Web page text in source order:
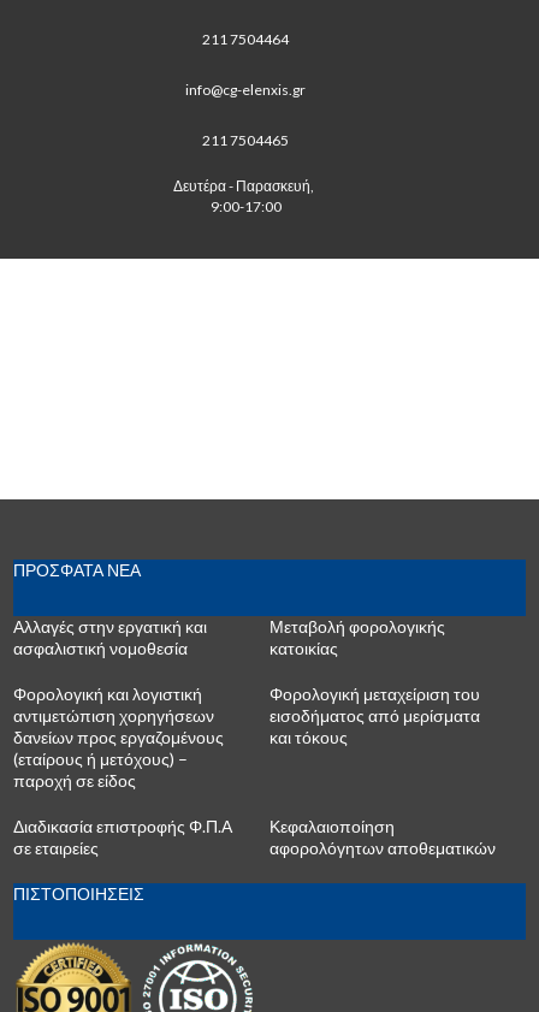
211 7504464
info@cg-elenxis.gr
211 7504465
Δευτέρα - Παρασκευή,
9:00-17:00
ΠΡΟΣΦΑΤΑ ΝΕΑ
Αλλαγές στην εργατική και
ασφαλιστική νομοθεσία
Μεταβολή φορολογικής
κατοικίας
Φορολογική και λογιστική
αντιμετώπιση χορηγήσεων
δανείων προς εργαζομένους
(εταίρους ή μετόχους) –
παροχή σε είδος
Φορολογική μεταχείριση του
εισοδήματος από μερίσματα
και τόκους
Διαδικασία επιστροφής Φ.Π.Α
σε εταιρείες
Κεφαλαιοποίηση
αφορολόγητων αποθεματικών
ΠΙΣΤΟΠΟΙΗΣΕΙΣ